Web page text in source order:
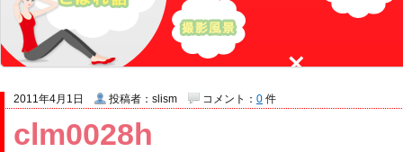
clm0028h
2011年4月1日 投稿者：slism コメント： 0 件